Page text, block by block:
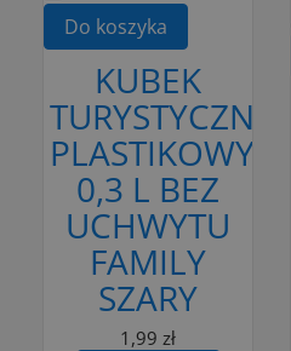
Do koszyka
KUBEK
TURYSTYCZNY
PLASTIKOWY
0,3 L BEZ
UCHWYTU
FAMILY
SZARY
1,99 zł